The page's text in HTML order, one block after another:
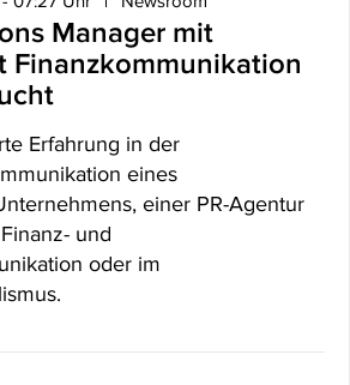
Manager mit
Finanzkommunikation
Erfahrung in der
eines
einer PR-Agentur
und
oder im